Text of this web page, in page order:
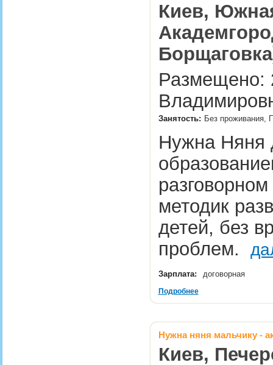
Киев,
Размещено:
Занятость: Без проживания,
Нужна Няня
методик
детей, без
проблем.
Зарплата: договорная
Подробнее
Нужна няня мальчику -
Киев,